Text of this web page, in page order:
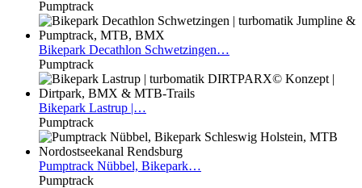
Pumptrack
Bikepark Decathlon Schwetzingen…
Pumptrack
Bikepark Lastrup |…
Pumptrack
Pumptrack Nübbel, Bikepark…
Pumptrack